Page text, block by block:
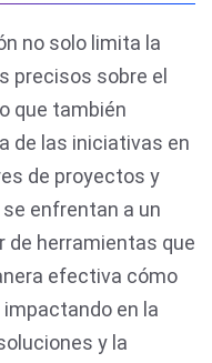
no solo limita la
precisos sobre el
que también
de las iniciativas en
de proyectos y
enfrentan a un
de herramientas que
efectiva cómo
en la
y la